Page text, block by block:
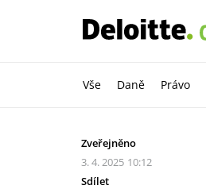
Vše Daně Právo
Zveřejněno
3. 4. 2025 10:12
Sdílet